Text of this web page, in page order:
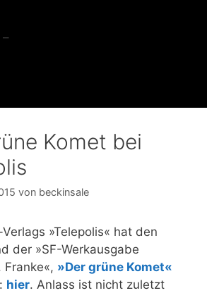
Komet bei
von beckinsale
»Telepolis« hat den
der »SF-Werkausgabe
Franke«, »Der grüne Komet«
hier. Anlass ist nicht zuletzt